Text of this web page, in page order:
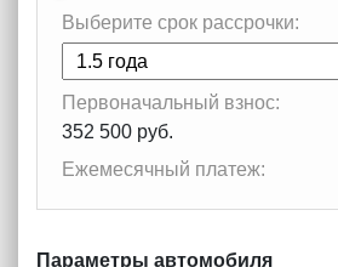
Выберите срок рассрочки:
Первоначальный взнос:
352 500 руб.
Ежемесячный платеж:
Параметры автомобиля